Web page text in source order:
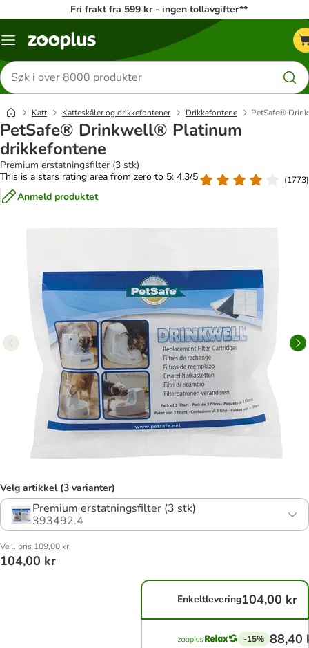
Fri frakt fra 599 kr - ingen tollavgifter**
Katalogmeny
Søk
etter
produkter
Katt Katteskåler og drikkefontener Drikkefontene PetSafe®
PetSafe® Drinkwell® Platinum
drikkefontene
Premium erstatningsfilter (3 stk)
This is a stars rating area from zero to 5: 4.3/5
(1773)
Anmeld produktet
Velg artikkel (3 varianter)
Premium erstatningsfilter (3 stk)
393492.4
Veil. pris 109,00 kr
104,00 kr
Enkeltlevering104,00 kr
-15% 88,40